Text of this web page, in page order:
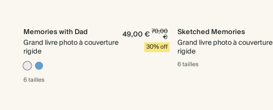
Memories with Dad
Grand livre photo à couverture
rigide
49,00 €70,00
€
30% off
6 tailles
Sketched Memories
Grand livre photo à couverture
rigide
6 tailles